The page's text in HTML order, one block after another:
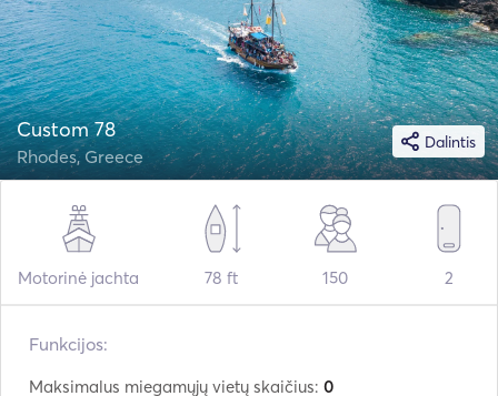
Dalintis
Custom 78
Rhodes, Greece
Motorinė jachta 78 ft 150 2
Funkcijos:
Maksimalus miegamųjų vietų skaičius: 0